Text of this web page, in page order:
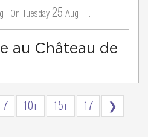
, On Tuesday 25 Aug , ...
au Château de
7 10+ 15+ 17
❯